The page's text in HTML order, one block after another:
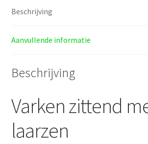
Beschrijving
Aanvullende informatie
Beschrijving
Varken zittend
laarzen